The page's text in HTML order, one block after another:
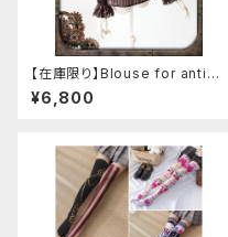
【在庫限り】Blouse for antiqu
e automaton
¥6,800